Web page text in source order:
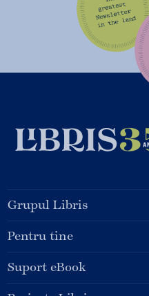
Grupul Libris
Pentru tine
Suport eBook